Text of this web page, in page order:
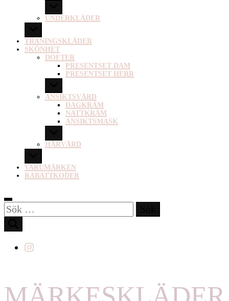
UNDERKLÄDER
TRÄNINGSKLÄDER
SKÖNHET
DOFTER
PRESENTSET DAM
PRESENTSET HERR
ANSIKTSVÅRD
DAGKRÄM
NATTKRÄM
ANSIKTSMASK
HÅRVÅRD
VARUMÄRKEN
RABATTKODER
Sök
efter: